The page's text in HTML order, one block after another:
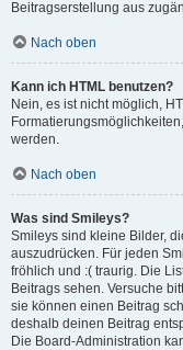
Beitragserstellung aus
Nach oben
Kann ich HTML benutzen?
Nein, es ist nicht möglich,
werden.
Nach oben
Was sind Smileys?
Smileys sind kleine Bilder,
auszudrücken. Für jeden
fröhlich und :( traurig. Die
Beitrags sehen. Versuche
sie können einen Beitrag
deshalb deinen Beitrag
Die Board-Administration